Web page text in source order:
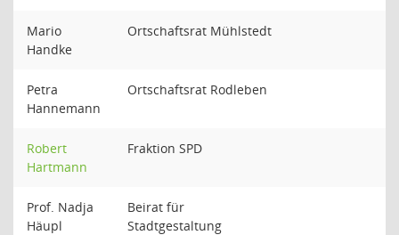
Mario
Handke
Ortschaftsrat Mühlstedt
Petra
Hannemann
Ortschaftsrat Rodleben
Robert
Hartmann
Fraktion SPD
Prof. Nadja
Häupl
Beirat für
Stadtgestaltung